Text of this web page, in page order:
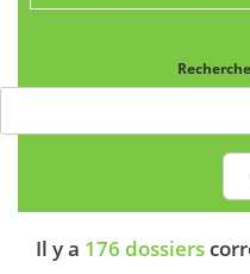
Il y a 176 dossiers